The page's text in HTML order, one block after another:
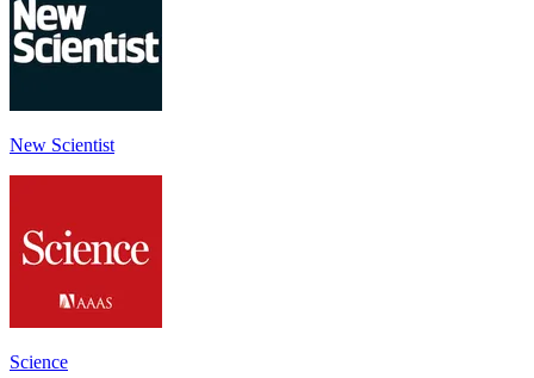
New Scientist
Science